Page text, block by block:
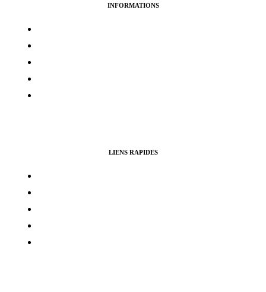
INFORMATIONS
LIENS RAPIDES